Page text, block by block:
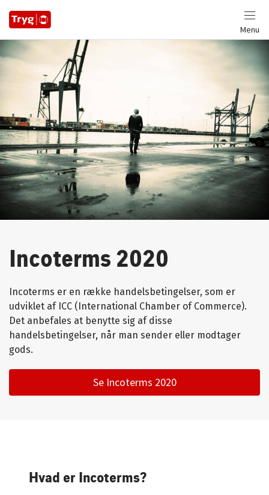
Menu
Incoterms 2020
Incoterms er en række handelsbetingelser, som er
udviklet af ICC (International Chamber of Commerce).
Det anbefales at benytte sig af disse
handelsbetingelser, når man sender eller modtager
gods.
Se Incoterms 2020
Hvad er Incoterms?